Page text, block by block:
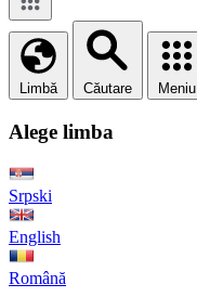
Limbă Căutare Meniu
Alege limba
Srpski
English
Română